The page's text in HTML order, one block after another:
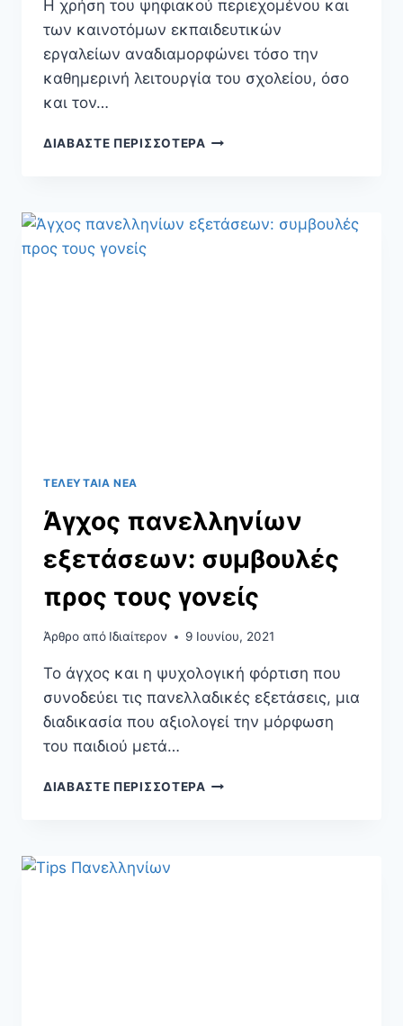
Η χρήση του ψηφιακού περιεχομένου και
των καινοτόμων εκπαιδευτικών
εργαλείων αναδιαμορφώνει τόσο την
καθημερινή λειτουργία του σχολείου, όσο
και τον…
ΔΙΑΒΆΣΤΕ ΠΕΡΙΣΣΌΤΕΡΑ
ΤΕΛΕΥΤΑΊΑ ΝΈΑ
Άγχος πανελληνίων
εξετάσεων: συμβουλές
προς τους γονείς
Άρθρο από Ιδιαίτερον 9 Ιουνίου, 2021
Το άγχος και η ψυχολογική φόρτιση που
συνοδεύει τις πανελλαδικές εξετάσεις, μια
διαδικασία που αξιολογεί την μόρφωση
του παιδιού μετά…
ΔΙΑΒΆΣΤΕ ΠΕΡΙΣΣΌΤΕΡΑ